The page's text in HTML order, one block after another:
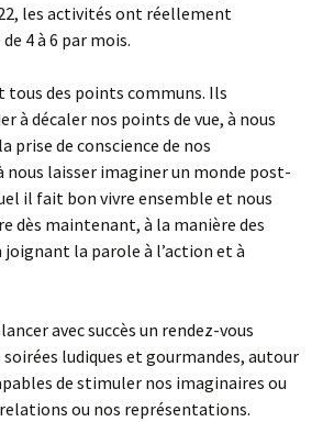
les activités ont réellement
4 à 6 par mois.
tous des points communs. Ils
à décaler nos points de vue, à nous
prise de conscience de nos
nous laisser imaginer un monde post-
il fait bon vivre ensemble et nous
dès maintenant, à la manière des
la parole à l’action et à
avec succès un rendez-vous
ludiques et gourmandes, autour
de stimuler nos imaginaires ou
ou nos représentations.